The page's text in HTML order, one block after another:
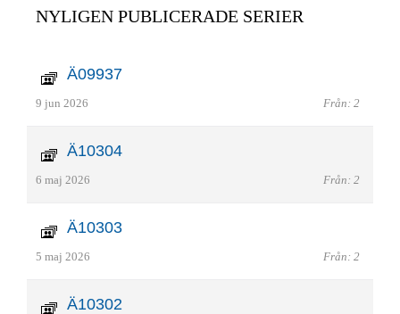
NYLIGEN PUBLICERADE SERIER
Ä09937
9 jun 2026 Från: 2
Ä10304
6 maj 2026 Från: 2
Ä10303
5 maj 2026 Från: 2
Ä10302